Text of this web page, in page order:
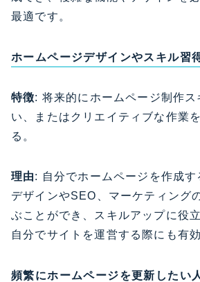
最適です。
ホームページデザインやスキル習
特徴: 将来的にホームページ制作ス
い、またはクリエイティブな作業
る。
理由: 自分でホームページを作成
デザインやSEO、マーケティング
ぶことができ、スキルアップに役
自分でサイトを運営する際にも有効
頻繁にホームページを更新したい